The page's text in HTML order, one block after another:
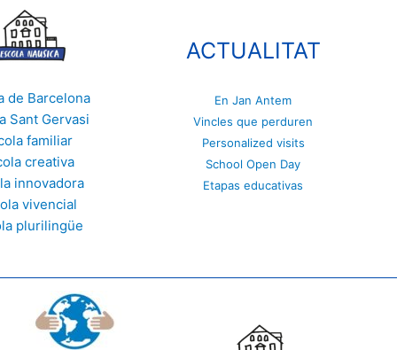
de Barcelona
Sant Gervasi
familiar
creativa
innovadora
vivencial
plurilingüe
ACTUALITAT
En Jan Antem
Vincles que perduren
Personalized visits
School Open Day
Etapas educativas